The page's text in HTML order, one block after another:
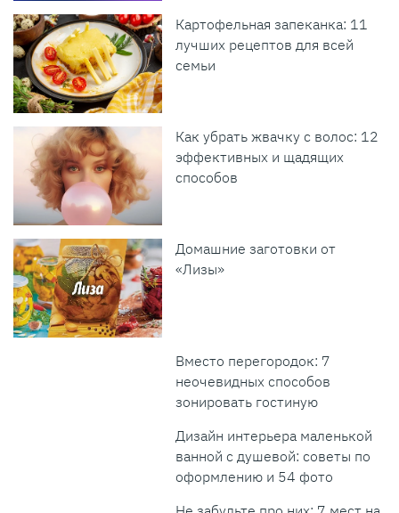
Картофельная запеканка: 11
лучших рецептов для всей
семьи
Как убрать жвачку с волос: 12
эффективных и щадящих
способов
Домашние заготовки от
«Лизы»
Вместо перегородок: 7
неочевидных способов
зонировать гостиную
Дизайн интерьера маленькой
ванной с душевой: советы по
оформлению и 54 фото